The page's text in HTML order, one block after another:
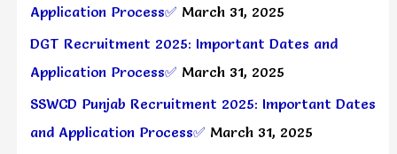
Application Process✅ March 31, 2025
DGT Recruitment 2025: Important Dates and
Application Process✅ March 31, 2025
SSWCD Punjab Recruitment 2025: Important Dates
and Application Process✅ March 31, 2025